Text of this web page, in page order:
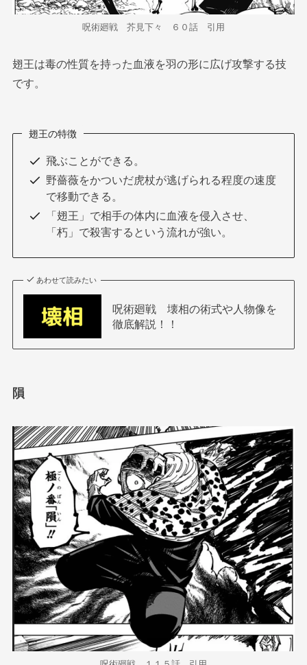
呪術廻戦 芥見下々 ６０話 引用
翅王は毒の性質を持った血液を羽の形に広げ攻撃する技
です。
翅王の特徴
飛ぶことができる。
野薔薇をかついだ虎杖が逃げられる程度の速度
で移動できる。
「翅王」で相手の体内に血液を侵入させ、
「朽」で殺害するという流れが強い。
あわせて読みたい
呪術廻戦 壊相の術式や人物像を
徹底解説！！
隕